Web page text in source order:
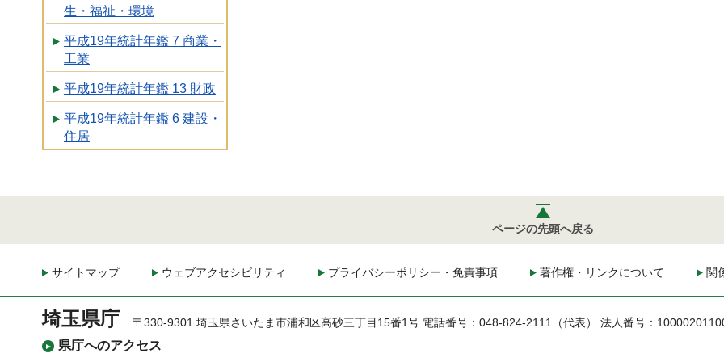
生・福祉・環境
平成19年統計年鑑 7 商業・
工業
平成19年統計年鑑 13 財政
平成19年統計年鑑 6 建設・
住居
ページの先頭へ戻る
サイトマップ ウェブアクセシビリティ プライバシーポリシー・免責事項 著作権・リンクについて 関
埼玉県庁
県庁へのアクセス
〒330-9301 埼玉県さいたま市浦和区高砂三丁目15番1号 電話番号：048-824-2111（代表） 法人番号：